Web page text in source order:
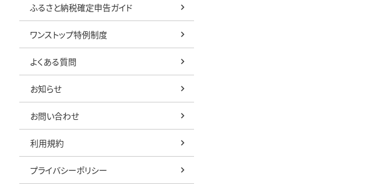
ふるさと納税確定申告ガイド
ワンストップ特例制度
よくある質問
お知らせ
お問い合わせ
利用規約
プライバシーポリシー